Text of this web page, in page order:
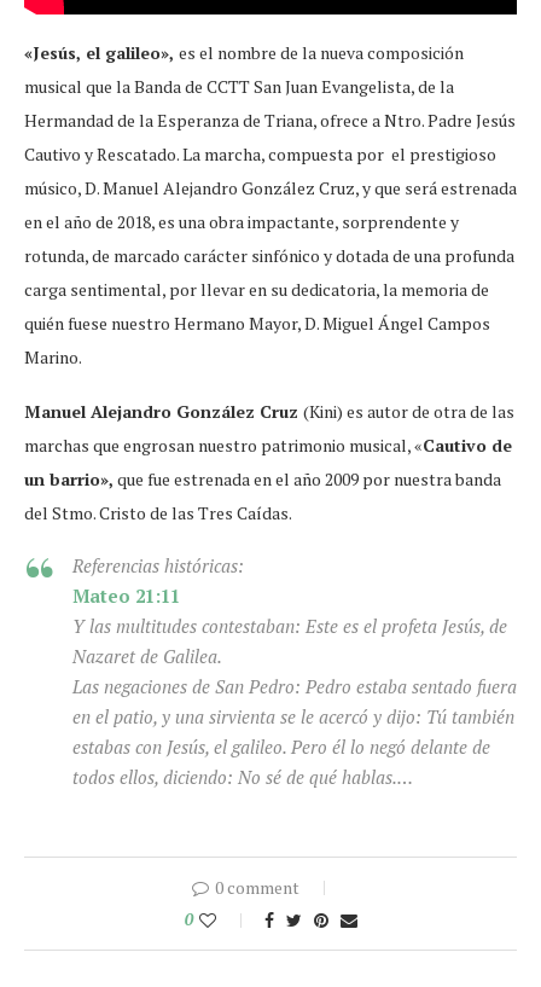
«Jesús, el galileo», es el nombre de la nueva composición
musical que la Banda de CCTT San Juan Evangelista, de la
Hermandad de la Esperanza de Triana, ofrece a Ntro. Padre Jesús
Cautivo y Rescatado. La marcha, compuesta por el prestigioso
músico, D. Manuel Alejandro González Cruz, y que será estrenada
en el año de 2018, es una obra impactante, sorprendente y
rotunda, de marcado carácter sinfónico y dotada de una profunda
carga sentimental, por llevar en su dedicatoria, la memoria de
quién fuese nuestro Hermano Mayor, D. Miguel Ángel Campos
Marino.
Manuel Alejandro González Cruz (Kini) es autor de otra de las
marchas que engrosan nuestro patrimonio musical, «Cautivo de
un barrio», que fue estrenada en el año 2009 por nuestra banda
del Stmo. Cristo de las Tres Caídas.
Referencias históricas:
Mateo 21:11
Y las multitudes contestaban: Este es el profeta Jesús, de
Nazaret de Galilea.
Las negaciones de San Pedro: Pedro estaba sentado fuera
en el patio, y una sirvienta se le acercó y dijo: Tú también
estabas con Jesús, el galileo. Pero él lo negó delante de
todos ellos, diciendo: No sé de qué hablas.…
0 comment
0